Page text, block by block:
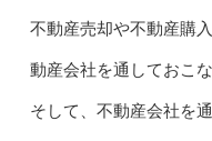
不動産売却や不動産購
動産会社を通しておこ
そして、不動産会社を